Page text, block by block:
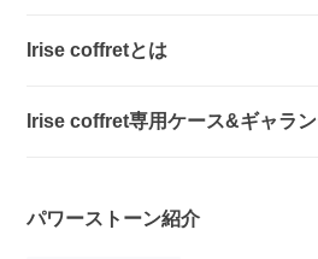
Irise coffretとは
Irise coffret専用ケース&ギャラ
パワーストーン紹介